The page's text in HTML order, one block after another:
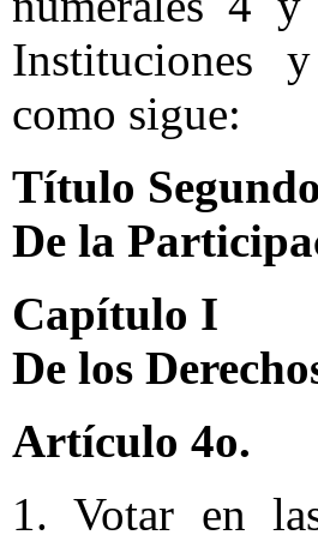
Instituciones
como sigue:
Título Segundo
De la
Capítulo I
De los
Artículo 4o.
1. Votar en